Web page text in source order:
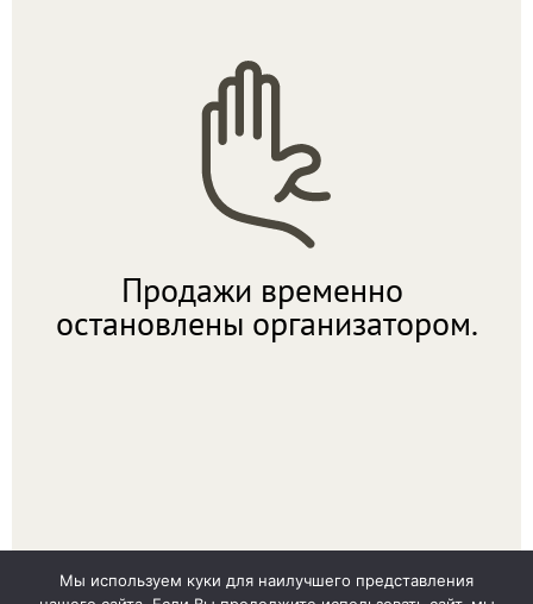
Мы используем куки для наилучшего представления